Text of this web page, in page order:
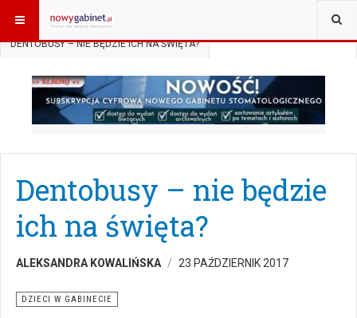
JESTEŚ TUTAJ: START
DENTOBUSY – NIE BĘDZIE ICH NA ŚWIĘTA?
Dentobusy – nie będzie
ich na święta?
ALEKSANDRA KOWALIŃSKA 23 PAŹDZIERNIK 2017
DZIECI W GABINECIE